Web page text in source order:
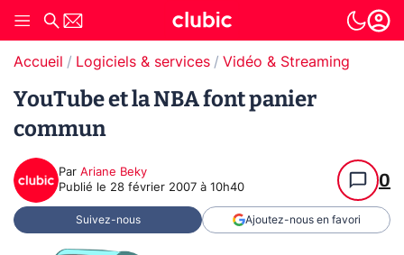
Accueil Logiciels & services Vidéo & Streaming
YouTube et la NBA font panier
commun
Par Ariane Beky
Publié le 28 février 2007 à 10h40 0
Suivez-nous Ajoutez-nous en favori